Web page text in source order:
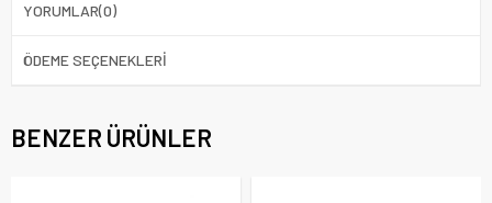
YORUMLAR(0)
ÖDEME SEÇENEKLERI
BENZER ÜRÜNLER